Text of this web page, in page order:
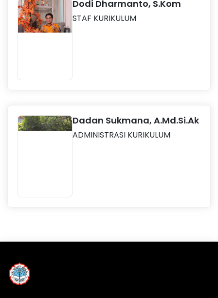
Dodi Dharmanto, S.Kom
STAF KURIKULUM
Dadan Sukmana, A.Md.Si.Ak
ADMINISTRASI KURIKULUM